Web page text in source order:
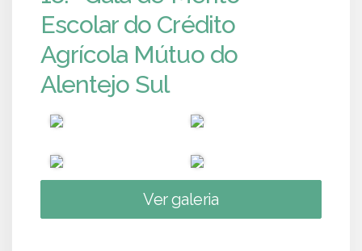
Escolar do Crédito
Agrícola Mútuo do
Alentejo Sul
Ver galeria